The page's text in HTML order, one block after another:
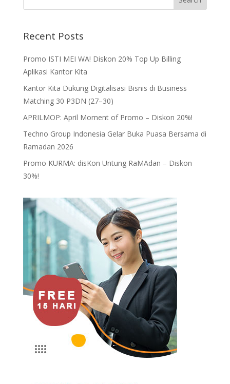
Recent Posts
Promo ISTI MEI WA! Diskon 20% Top Up Billing
Aplikasi Kantor Kita
Kantor Kita Dukung Digitalisasi Bisnis di Business
Matching 30 P3DN (27–30)
APRILMOP: April Moment of Promo – Diskon 20%!
Techno Group Indonesia Gelar Buka Puasa Bersama di
Ramadan 2026
Promo KURMA: disKon Untung RaMAdan – Diskon
30%!